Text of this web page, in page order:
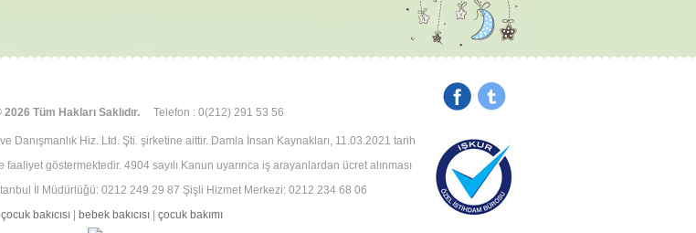
ev sahipkrinden, yani insandan kan emmeden hayatta kalamayan
Devamını Oku
uzun süre yoğun bir şekilde cildi etkilemesi güneş yanığına neden
ciltte kabarcıklar ve cildin soyulduğu kırmızı yaralar oluşuyorsa, bu iki
Tüm Hakları Saklıdır. Telefon : 0(212) 291 53 56
Danışmanlık Hiz. Ltd. Şti. şirketine aittir. Damla İnsan Kaynakları, 11.03.2021 tarih
faaliyet göstermektedir. 4904 sayılı Kanun uyarınca iş arayanlardan ücret alınması
İl Müdürlüğü: 0212 249 29 87 Şişli Hizmet Merkezi: 0212 234 68 06
çocuk bakıcısı| bebek bakıcısı| çocuk bakımı